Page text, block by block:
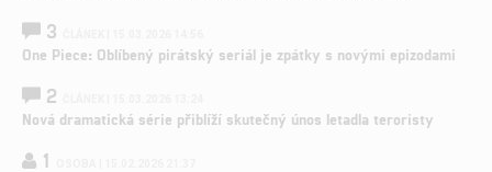
3
One Piece: Oblíbený pirátský seriál je zpátky s novými epizodami
2
Nová dramatická série přiblíží skutečný únos letadla teroristy
1